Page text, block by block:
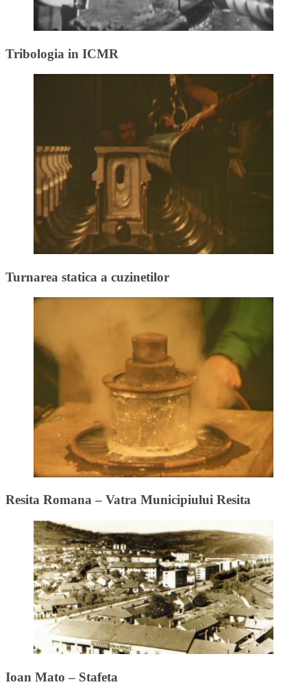
Tribologia in ICMR
Turnarea statica a cuzinetilor
Resita Romana – Vatra Municipiului Resita
Ioan Mato – Stafeta